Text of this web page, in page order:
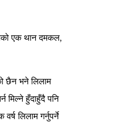
एक थान दमकल,
छैन भने लिलाम
मिल्ने हुँदाहुँदै पनि
लिलाम गर्नुपर्ने